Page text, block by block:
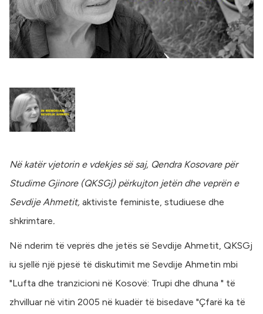
Në katër vjetorin e vdekjes së saj, Qendra Kosovare për
Studime Gjinore (QKSGj) përkujton jetën dhe veprën e
Sevdije Ahmetit, aktiviste feministe, studiuese dhe
shkrimtare.
Në nderim të veprës dhe jetës së Sevdije Ahmetit, QKSGj
iu sjellë një pjesë të diskutimit me Sevdije Ahmetin mbi
"Lufta dhe tranzicioni në Kosovë: Trupi dhe dhuna " të
zhvilluar në vitin 2005 në kuadër të bisedave "Çfarë ka të